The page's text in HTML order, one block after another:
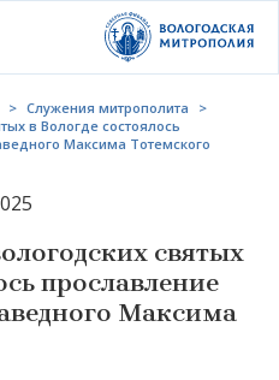
> Служения митрополита
>
в Вологде состоялось
Максима Тотемского
святых
прославление
Максима